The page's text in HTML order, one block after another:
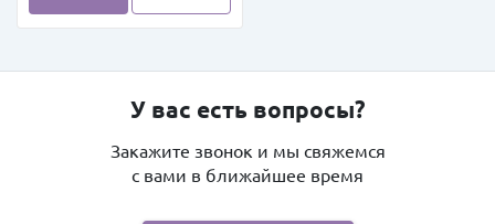
У вас есть вопросы?
Закажите звонок и мы свяжемся
с вами в ближайшее время